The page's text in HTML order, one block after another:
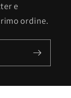
e
ordine.